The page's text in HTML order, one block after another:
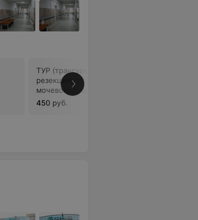
ТУР (трансуретральная
резекция) образования
мочевого пузыря
450 руб.